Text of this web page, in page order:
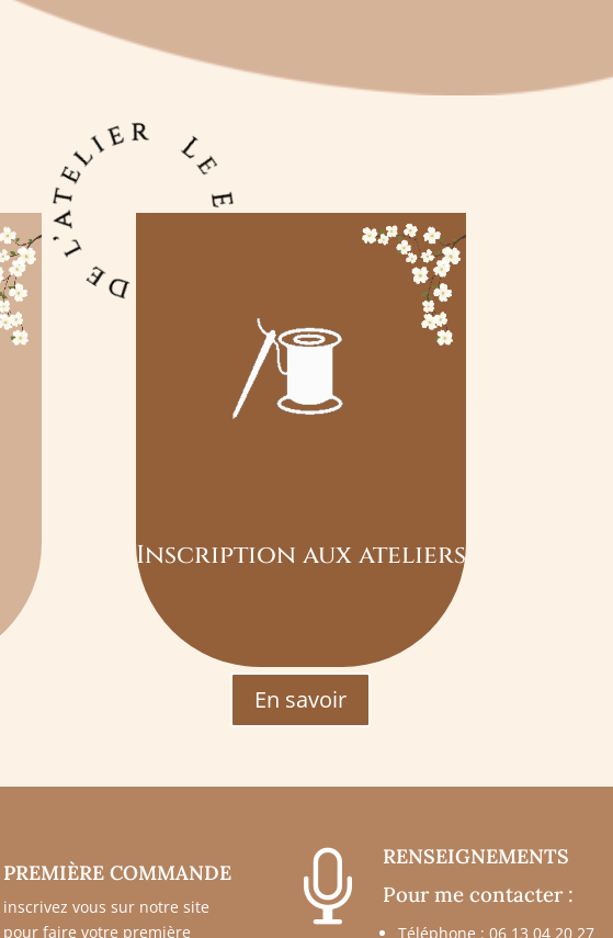
Inscription aux ateliers
En savoir
PREMIÈRE COMMANDE
inscrivez vous sur notre site
pour faire votre première
 RENSEIGNEMENTS
Pour me contacter :
Téléphone : 06 13 04 20 27